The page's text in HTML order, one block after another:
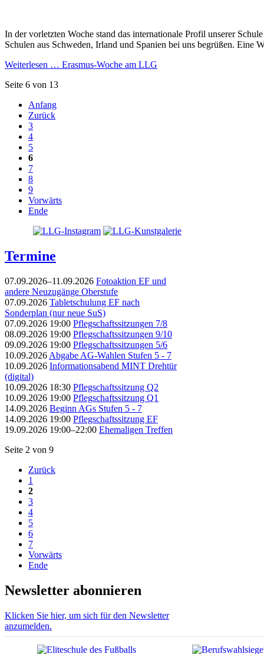
In der vorletzten Woche stand das internationale Profil unserer
Schulen aus Schweden, Irland und Spanien bei uns begrüßen. Eine
Weiterlesen … Erasmus-Woche am LLG
Seite 6 von 13
Anfang
Zurück
3
4
5
6
7
8
9
Vorwärts
Ende
Termine
07.09.2026–11.09.2026 Fotoaktion EF und
andere Neuzugänge Oberstufe
07.09.2026 Tabletschulung EF nach
Sonderplan (nur neue SuS)
07.09.2026 19:00 Pflegschaftssitzungen 7/8
08.09.2026 19:00 Pflegschaftssitzungen 9/10
09.09.2026 19:00 Pflegschaftssitzungen 5/6
10.09.2026 Abgabe AG-Wahlen Stufen 5 - 7
10.09.2026 Informationsabend MINT Drehtür
(digital)
10.09.2026 18:30 Pflegschaftssitzung Q2
10.09.2026 19:00 Pflegschaftssitzung Q1
14.09.2026 Beginn AGs Stufen 5 - 7
14.09.2026 19:00 Pflegschaftssitzung EF
19.09.2026 19:00–22:00 Ehemaligen Treffen
Seite 2 von 9
Zurück
1
2
3
4
5
6
7
Vorwärts
Ende
Newsletter abonnieren
Klicken Sie hier, um sich für den Newsletter
anzumelden.